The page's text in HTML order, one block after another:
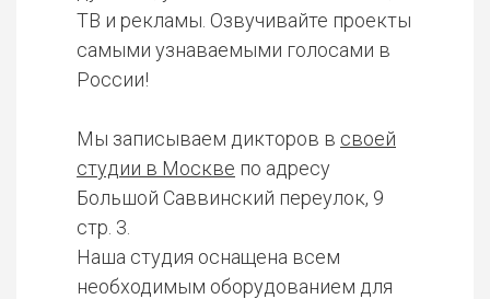
ТВ и рекламы. Озвучивайте проекты
самыми узнаваемыми голосами в
России!
Мы записываем дикторов в своей
студии в Москве по адресу
Большой Саввинский переулок, 9
стр. 3.
Наша студия оснащена всем
необходимым оборудованием для